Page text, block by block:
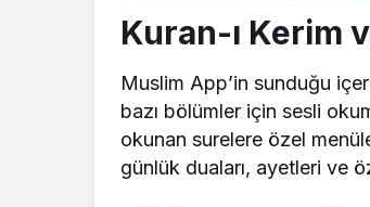
Kuran-ı Kerim
Muslim App’in sunduğu
bazı bölümler için sesli
okunan surelere özel
günlük duaları, ayetleri ve